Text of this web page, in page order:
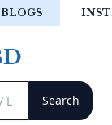
BLOGS